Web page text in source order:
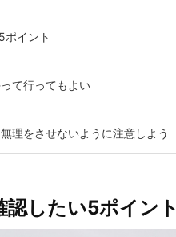
ポイント
て行ってもよい
理をさせないように注意しよう
認したい5ポイント